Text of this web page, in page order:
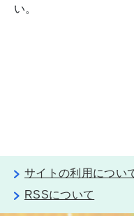
い。
サイトの利用につい
RSSについて